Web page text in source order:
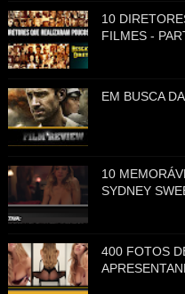
10
FILMES -
EM BUSCA
10
SYDNEY
400 FOTOS